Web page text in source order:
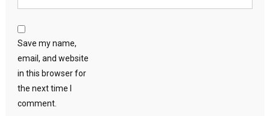
Save my name,
email, and website
in this browser for
the next time I
comment.